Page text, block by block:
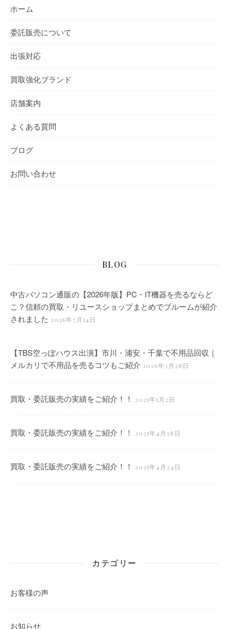
ホーム
委託販売について
出張対応
買取強化ブランド
店舗案内
よくある質問
ブログ
お問い合わせ
BLOG
中古パソコン通販の【2026年版】PC・IT機器を売るならど
こ？信頼の買取・リユースショップまとめでブルームが紹介
されました 2026年7月14日
【TBS空っぽハウス出演】市川・浦安・千葉で不用品回収｜
メルカリで不用品を売るコツもご紹介 2026年3月28日
買取・委託販売の実績をご紹介！！ 2025年5月2日
買取・委託販売の実績をご紹介！！ 2025年4月28日
買取・委託販売の実績をご紹介！！ 2025年4月24日
カテゴリー
お客様の声
お知らせ